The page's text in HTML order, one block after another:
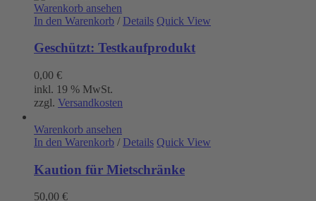
Warenkorb ansehen
In den Warenkorb / Details Quick View
Geschützt: Testkaufprodukt
0,00 €
inkl. 19 % MwSt.
zzgl. Versandkosten
Warenkorb ansehen
In den Warenkorb / Details Quick View
Kaution für Mietschränke
50,00 €